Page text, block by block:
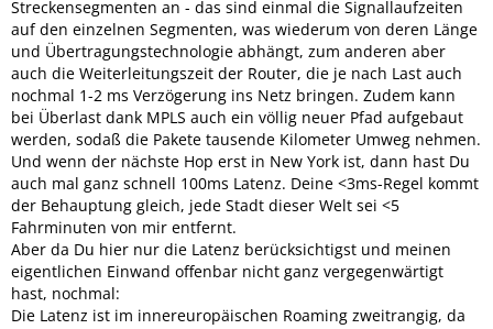
Streckensegmenten an - das sind einmal die Signallaufzeiten
auf den einzelnen Segmenten, was wiederum von deren Länge
und Übertragungstechnologie abhängt, zum anderen aber
auch die Weiterleitungszeit der Router, die je nach Last auch
nochmal 1-2 ms Verzögerung ins Netz bringen. Zudem kann
bei Überlast dank MPLS auch ein völlig neuer Pfad aufgebaut
werden, sodaß die Pakete tausende Kilometer Umweg nehmen.
Und wenn der nächste Hop erst in New York ist, dann hast Du
auch mal ganz schnell 100ms Latenz. Deine <3ms-Regel kommt
der Behauptung gleich, jede Stadt dieser Welt sei <5
Fahrminuten von mir entfernt.
Aber da Du hier nur die Latenz berücksichtigst und meinen
eigentlichen Einwand offenbar nicht ganz vergegenwärtigt
hast, nochmal:
Die Latenz ist im innereuropäischen Roaming zweitrangig, da